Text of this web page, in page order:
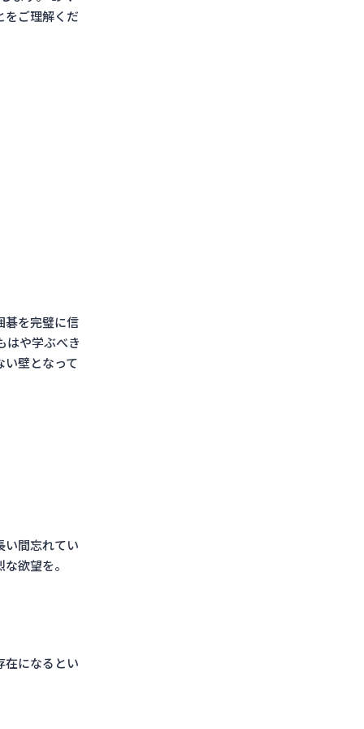
をご理解くだ
碁を完璧に信
はや学ぶべき
壁となって
い間忘れてい
欲望を。
在になるとい